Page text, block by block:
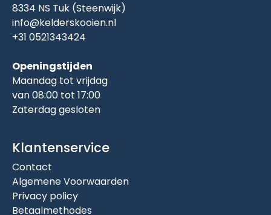
8334 NS Tuk (Steenwijk)
info@kelderskooien.nl
+31 0521343424
Openingstijden
Maandag tot vrijdag
van 08:00 tot 17:00
Zaterdag gesloten
Klantenservice
Contact
Algemene Voorwaarden
Privacy policy
Betaalmethodes